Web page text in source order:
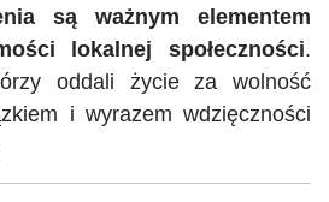
są ważnym elementem
lokalnej społeczności.
oddali życie za wolność
i wyrazem wdzięczności